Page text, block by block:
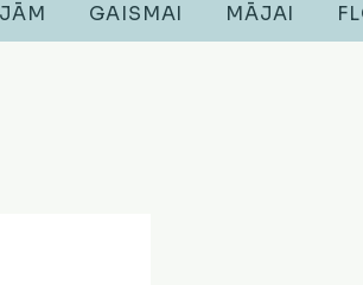
GAISMAI MĀJAI